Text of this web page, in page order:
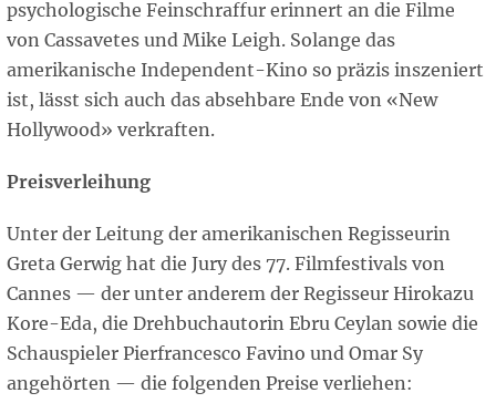
psychologische Feinschraffur erinnert an die Filme
von Cassavetes und Mike Leigh. Solange das
amerikanische Independent-Kino so präzis inszeniert
ist, lässt sich auch das absehbare Ende von «New
Hollywood» verkraften.
Preisverleihung
Unter der Leitung der amerikanischen Regisseurin
Greta Gerwig hat die Jury des 77. Filmfestivals von
Cannes — der unter anderem der Regisseur Hirokazu
Kore-Eda, die Drehbuchautorin Ebru Ceylan sowie die
Schauspieler Pierfrancesco Favino und Omar Sy
angehörten — die folgenden Preise verliehen: